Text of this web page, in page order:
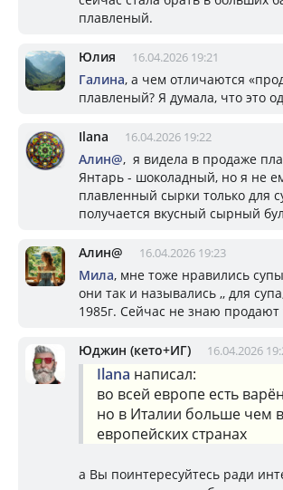
плавленый.
Юлия 16.04.2026 19:21
Галина, а чем отличаются
плавленый? Я думала, что это
Ilana 16.04.2026 19:22
Алин@, я видела в продаже
Янтарь - шоколадный, но я не
плавленный сырки только для
получается вкусный сырный
Алин@ 16.04.2026 19:23
Мила, мне тоже нравились
они так и назывались ,, для
1985г. Сейчас не знаю продают
Юджин (кето+ИГ) 16.04.2026
Ilana написал:
во всей европе есть
но в Италии больше чем
европейских странах
а Вы поинтересуйтесь ради